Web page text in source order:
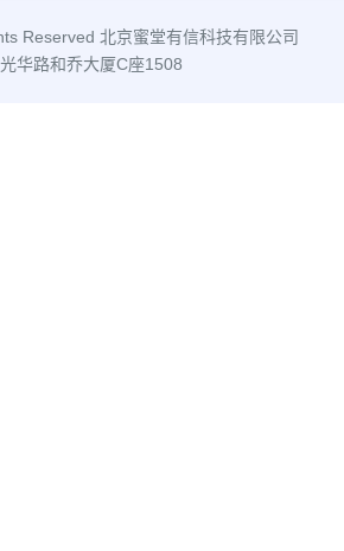
Reserved 北京蜜堂有信科技有限公司
华路和乔大厦C座1508